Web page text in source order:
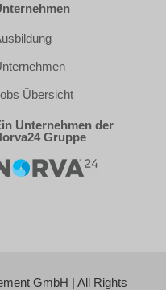
Übersicht
Unternehmen der
Gruppe
GmbH | All Rights